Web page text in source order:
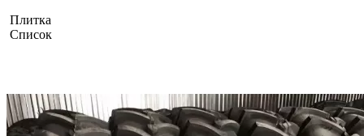
Плитка
Список